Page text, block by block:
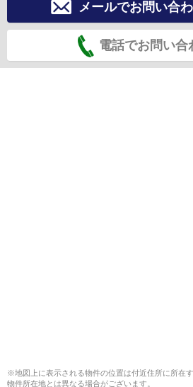
メールでお問い合
電話でお問い合
※地図上に表示される物件の位置は付近住所に所在
物件所在地とは異なる場合がございます。